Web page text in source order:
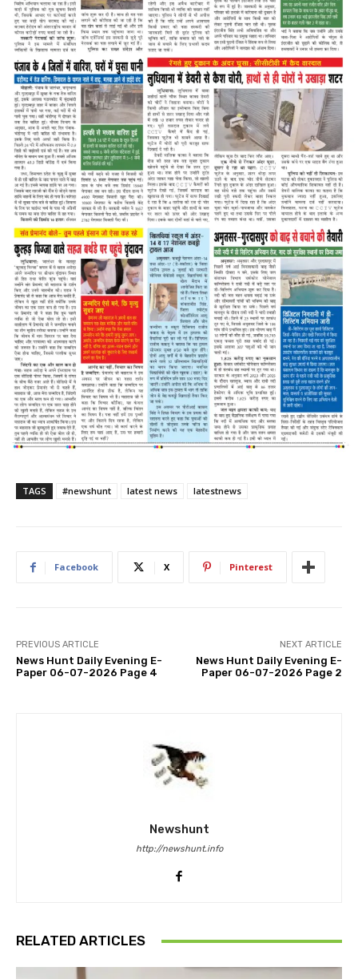
TAGS #newshunt latest news latestnews
Facebook X Pinterest
PREVIOUS ARTICLE
News Hunt Daily Evening E-
Paper 06-07-2026 Page 4
NEXT ARTICLE
News Hunt Daily Evening E-
Paper 06-07-2026 Page 2
Newshunt
http://newshunt.info
RELATED ARTICLES